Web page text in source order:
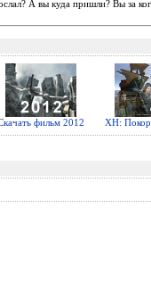
А вы куда пришли? Вы за
фильм 2012 ХН: